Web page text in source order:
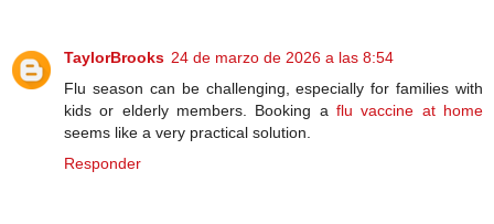
TaylorBrooks 24 de marzo de 2026 a las 8:54
Flu season can be challenging, especially for families with
kids or elderly members. Booking a flu vaccine at home
seems like a very practical solution.
Responder